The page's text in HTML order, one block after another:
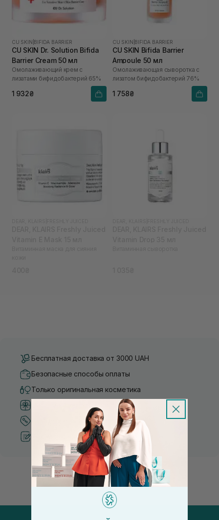
CU SKIN BIFIDA BARRIER
CU SKIN Dr. Solution Bifida
Barrier Cream 50 мл
Омолаживающий крем с
лизатами бифидобактерий 65%
1 932₴
CU SKIN BIFIDA BARRIER
CU SKIN Bifida Barrier
Ampoule 50 мл
Омолаживающая сыворотка с
лизатом бифидобактерий 76%
1 758₴
Бесплатная доставка от 3000 UAH
Безопасные способы оплаты
Только оригинальная косметика
Система бонусов и лояльности
Лучшие цены и топ товары
Рекомендации от косметологов